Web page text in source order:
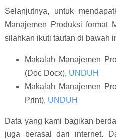
Selanjutnya, untuk
Manajemen Produksi format
silahkan ikuti tautan di bawah
Makalah Manajemen
(Doc Docx), UNDUH
Makalah Manajemen
Print), UNDUH
Data yang kami bagikan
juga berasal dari internet.